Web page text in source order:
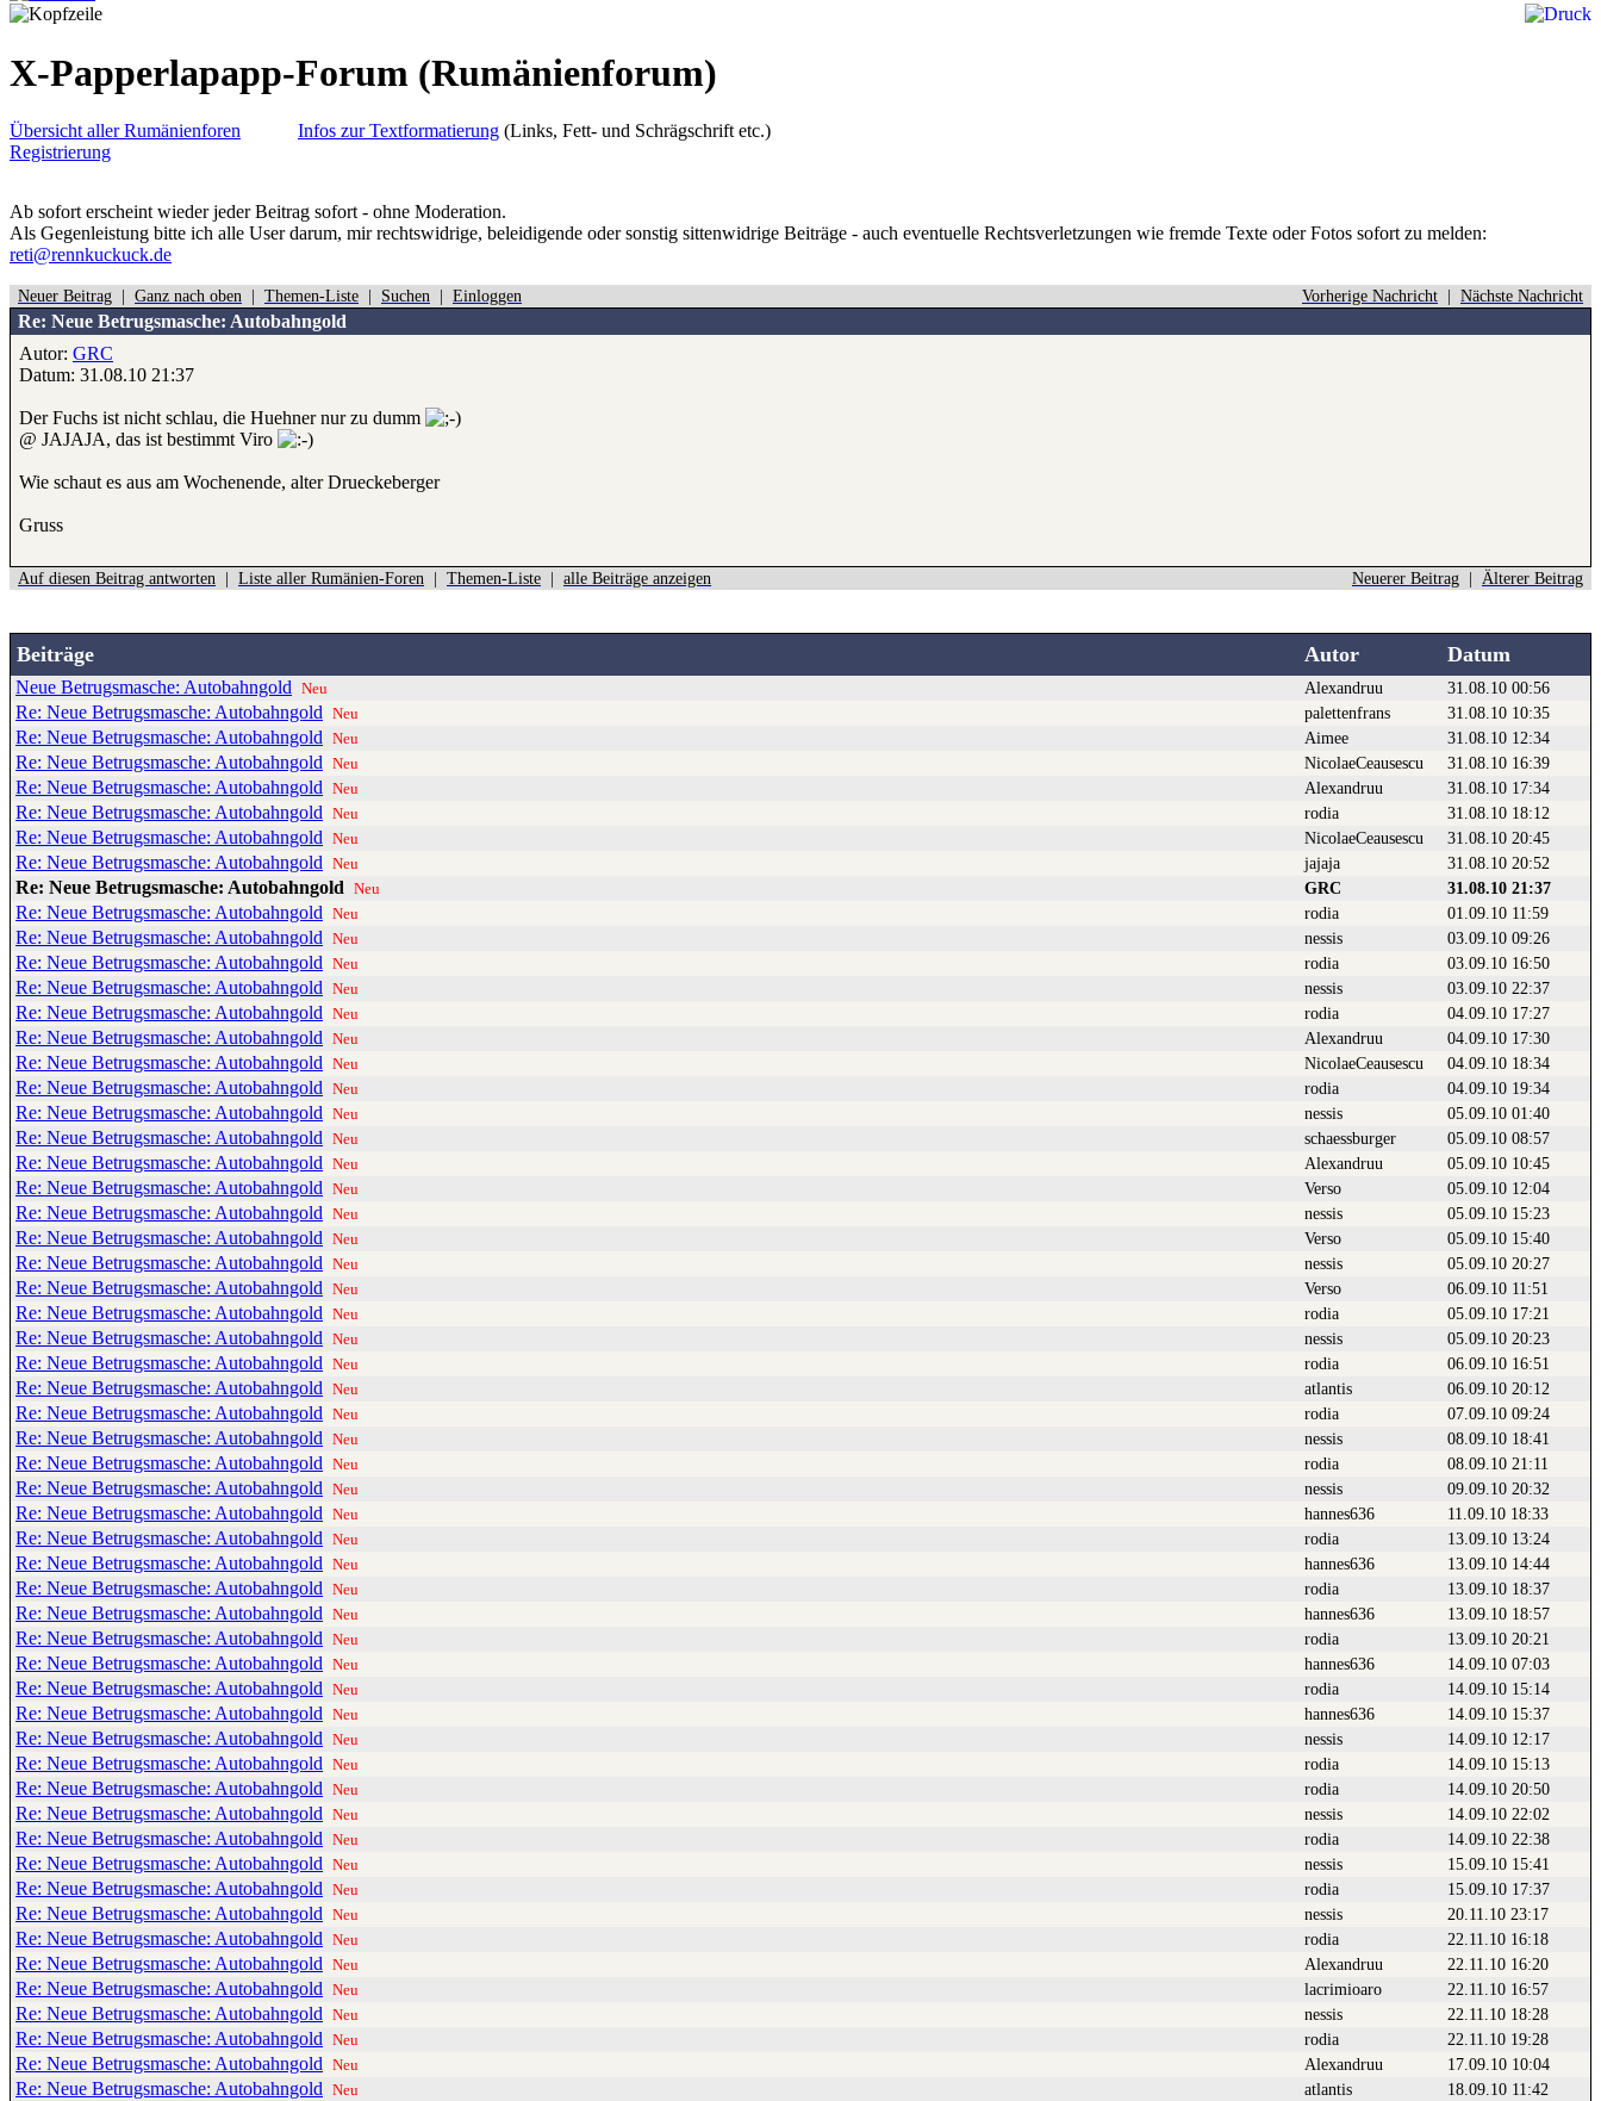
X-Papperlapapp-Forum (Rumänienforum)
Übersicht aller Rumänienforen
Registrierung
Infos zur Textformatierung (Links, Fett- und Schrägschrift etc.)
Ab sofort erscheint wieder jeder Beitrag sofort - ohne Moderation.
Als Gegenleistung bitte ich alle User darum, mir rechtswidrige, beleidigende oder sonstig sittenwidrige Beiträge - auch eventuelle Rechtsverletzungen wie fremde Texte oder Fotos sofort zu melden:
reti@rennkuckuck.de
Neuer Beitrag Ganz nach oben Themen-Liste Suchen Einloggen Vorherige Nachricht Nächste Nachricht
Re: Neue Betrugsmasche: Autobahngold
Autor: GRC
Datum: 31.08.10 21:37
Der Fuchs ist nicht schlau, die Huehner nur zu dumm
@ JAJAJA, das ist bestimmt Viro
Wie schaut es aus am Wochenende, alter Drueckeberger
Gruss
Auf diesen Beitrag antworten Liste aller Rumänien-Foren Themen-Liste alle Beiträge anzeigen Neuerer Beitrag Älterer Beitrag
Beiträge Autor Datum
Neue Betrugsmasche: Autobahngold Neu Alexandruu 31.08.10 00:56
Re: Neue Betrugsmasche: Autobahngold Neu palettenfrans 31.08.10 10:35
Re: Neue Betrugsmasche: Autobahngold Neu Aimee 31.08.10 12:34
Re: Neue Betrugsmasche: Autobahngold Neu NicolaeCeausescu 31.08.10 16:39
Re: Neue Betrugsmasche: Autobahngold Neu Alexandruu 31.08.10 17:34
Re: Neue Betrugsmasche: Autobahngold Neu rodia 31.08.10 18:12
Re: Neue Betrugsmasche: Autobahngold Neu NicolaeCeausescu 31.08.10 20:45
Re: Neue Betrugsmasche: Autobahngold Neu jajaja 31.08.10 20:52
Re: Neue Betrugsmasche: Autobahngold Neu GRC 31.08.10 21:37
Re: Neue Betrugsmasche: Autobahngold Neu rodia 01.09.10 11:59
Re: Neue Betrugsmasche: Autobahngold Neu nessis 03.09.10 09:26
Re: Neue Betrugsmasche: Autobahngold Neu rodia 03.09.10 16:50
Re: Neue Betrugsmasche: Autobahngold Neu nessis 03.09.10 22:37
Re: Neue Betrugsmasche: Autobahngold Neu rodia 04.09.10 17:27
Re: Neue Betrugsmasche: Autobahngold Neu Alexandruu 04.09.10 17:30
Re: Neue Betrugsmasche: Autobahngold Neu NicolaeCeausescu 04.09.10 18:34
Re: Neue Betrugsmasche: Autobahngold Neu rodia 04.09.10 19:34
Re: Neue Betrugsmasche: Autobahngold Neu nessis 05.09.10 01:40
Re: Neue Betrugsmasche: Autobahngold Neu schaessburger 05.09.10 08:57
Re: Neue Betrugsmasche: Autobahngold Neu Alexandruu 05.09.10 10:45
Re: Neue Betrugsmasche: Autobahngold Neu Verso 05.09.10 12:04
Re: Neue Betrugsmasche: Autobahngold Neu nessis 05.09.10 15:23
Re: Neue Betrugsmasche: Autobahngold Neu Verso 05.09.10 15:40
Re: Neue Betrugsmasche: Autobahngold Neu nessis 05.09.10 20:27
Re: Neue Betrugsmasche: Autobahngold Neu Verso 06.09.10 11:51
Re: Neue Betrugsmasche: Autobahngold Neu rodia 05.09.10 17:21
Re: Neue Betrugsmasche: Autobahngold Neu nessis 05.09.10 20:23
Re: Neue Betrugsmasche: Autobahngold Neu rodia 06.09.10 16:51
Re: Neue Betrugsmasche: Autobahngold Neu atlantis 06.09.10 20:12
Re: Neue Betrugsmasche: Autobahngold Neu rodia 07.09.10 09:24
Re: Neue Betrugsmasche: Autobahngold Neu nessis 08.09.10 18:41
Re: Neue Betrugsmasche: Autobahngold Neu rodia 08.09.10 21:11
Re: Neue Betrugsmasche: Autobahngold Neu nessis 09.09.10 20:32
Re: Neue Betrugsmasche: Autobahngold Neu hannes636 11.09.10 18:33
Re: Neue Betrugsmasche: Autobahngold Neu rodia 13.09.10 13:24
Re: Neue Betrugsmasche: Autobahngold Neu hannes636 13.09.10 14:44
Re: Neue Betrugsmasche: Autobahngold Neu rodia 13.09.10 18:37
Re: Neue Betrugsmasche: Autobahngold Neu hannes636 13.09.10 18:57
Re: Neue Betrugsmasche: Autobahngold Neu rodia 13.09.10 20:21
Re: Neue Betrugsmasche: Autobahngold Neu hannes636 14.09.10 07:03
Re: Neue Betrugsmasche: Autobahngold Neu rodia 14.09.10 15:14
Re: Neue Betrugsmasche: Autobahngold Neu hannes636 14.09.10 15:37
Re: Neue Betrugsmasche: Autobahngold Neu nessis 14.09.10 12:17
Re: Neue Betrugsmasche: Autobahngold Neu rodia 14.09.10 15:13
Re: Neue Betrugsmasche: Autobahngold Neu rodia 14.09.10 20:50
Re: Neue Betrugsmasche: Autobahngold Neu nessis 14.09.10 22:02
Re: Neue Betrugsmasche: Autobahngold Neu rodia 14.09.10 22:38
Re: Neue Betrugsmasche: Autobahngold Neu nessis 15.09.10 15:41
Re: Neue Betrugsmasche: Autobahngold Neu rodia 15.09.10 17:37
Re: Neue Betrugsmasche: Autobahngold Neu nessis 20.11.10 23:17
Re: Neue Betrugsmasche: Autobahngold Neu rodia 22.11.10 16:18
Re: Neue Betrugsmasche: Autobahngold Neu Alexandruu 22.11.10 16:20
Re: Neue Betrugsmasche: Autobahngold Neu lacrimioaro 22.11.10 16:57
Re: Neue Betrugsmasche: Autobahngold Neu nessis 22.11.10 18:28
Re: Neue Betrugsmasche: Autobahngold Neu rodia 22.11.10 19:28
Re: Neue Betrugsmasche: Autobahngold Neu Alexandruu 17.09.10 10:04
Re: Neue Betrugsmasche: Autobahngold Neu atlantis 18.09.10 11:42